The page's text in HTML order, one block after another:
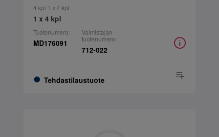
4 kpl 1 x 4 kpl
1 x 4 kpl
Tuotenumero:
MD176091
Tehdastilaustuote
Valmistajan
tuotenumero:
712-022